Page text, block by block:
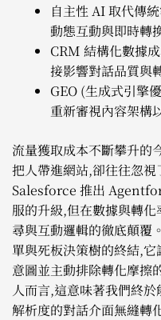
自主性 AI 取代傳
動態互動與即時轉
CRM 結構化數據
接影響對話品質與
GEO (生成式引擎
重新審視內容架構
流量獲取成本不斷攀升的
把人帶進網站,卻往往忽
Salesforce 推出
服的升級,但在數據與轉
尋與互動邏輯的徹底顛
單與死板決策樹的終結,
意圖並主動排除轉化摩擦
人而言,這意味著我們終
解析度的對話介面無縫轉